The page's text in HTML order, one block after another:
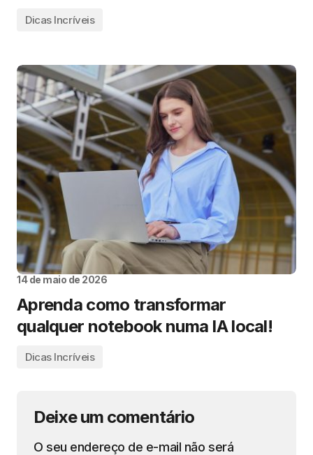
Dicas Incríveis
14 de maio de 2026
Aprenda como transformar
qualquer notebook numa IA local!
Dicas Incríveis
Deixe um comentário
O seu endereço de e-mail não será